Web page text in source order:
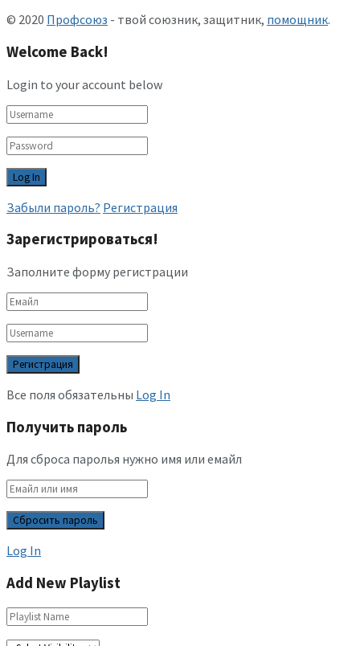
© 2020 Профсоюз - твой союзник, защитник, помощник.
Welcome Back!
Login to your account below
Забыли пароль? Регистрация
Зарегистрироваться!
Заполните форму регистрации
Все поля обязательны Log In
Получить пароль
Для сброса паролья нужно имя или емайл
Log In
Add New Playlist